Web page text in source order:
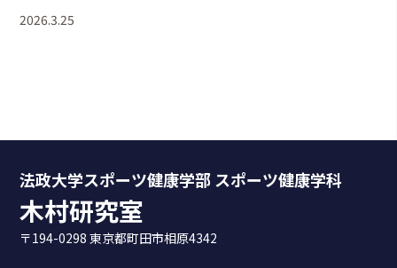
2026.3.25
法政大学スポーツ健康学部 スポーツ健康学科
木村研究室
〒194-0298 東京都町田市相原4342